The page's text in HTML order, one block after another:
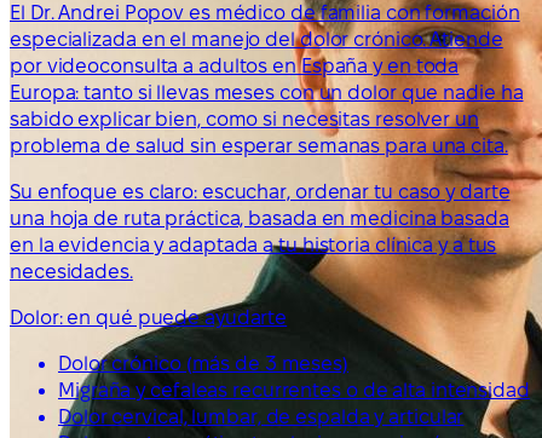
El Dr. Andrei Popov es médico de familia con formación
especializada en el manejo del dolor crónico. Atiende
por videoconsulta a adultos en España y en toda
Europa: tanto si llevas meses con un dolor que nadie ha
sabido explicar bien, como si necesitas resolver un
problema de salud sin esperar semanas para una cita.
Su enfoque es claro: escuchar, ordenar tu caso y darte
una hoja de ruta práctica, basada en medicina basada
en la evidencia y adaptada a tu historia clínica y a tus
necesidades.
Dolor: en qué puede ayudarte
Dolor crónico (más de 3 meses)
Migraña y cefaleas recurrentes o de alta intensidad
Dolor cervical, lumbar, de espalda y articular